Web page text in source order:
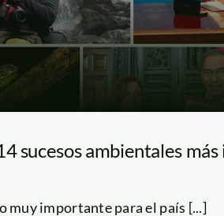
sucesos ambientales
muy importante para el país [...]